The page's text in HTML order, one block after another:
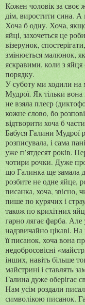
Кожен чоловік за своє
дім, виростити сина.
Хоча б одну. Хоча,
яйці, захочеться це
візерунок,
змінюється малюнок,
яскравими, коли з
порядку.
У суботу ми ходили на
Мудрої. Як тільки
не взяла плеєр
кожне слово, бо
відтворити хоча б
Бабуся Галини Мудрої
розписувала, і сама
уже п’ятдесят років.
чотири рочки. Дуже
що Галинка ще замала
розбите не одне яйце,
писанка, хоча, звісно,
пише по курячих і
також по крихітних
гарно лягає фарба.
надзвичайно цікаві.
її писанок, хоча вона
недобросовісні
інших, навіть більше
майстрині і ставлять
Галина дуже оберігає
Нам усім роздали
символікою писанок.